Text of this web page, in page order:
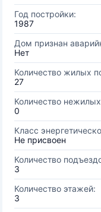
Год постройки:
1987
Дом признан
Нет
Количество жилых
27
Количество
0
Класс
Не присвоен
Количество
3
Количество этажей:
3